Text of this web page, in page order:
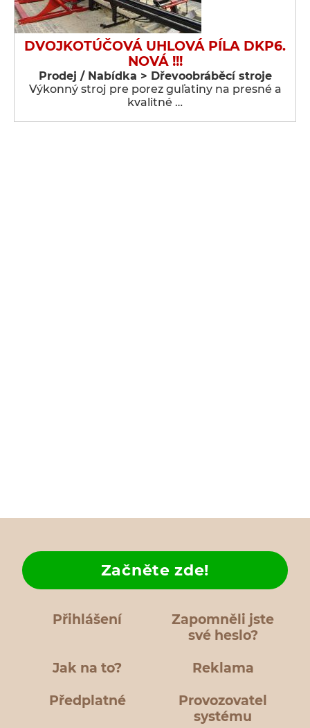
DVOJKOTÚČOVÁ UHLOVÁ PÍLA DKP6.
NOVÁ !!!
Prodej / Nabídka > Dřevoobráběcí stroje
Výkonný stroj pre porez guľatiny na presné a
kvalitné …
Přihlášení
Zapomněli jste
své heslo?
Jak na to?
Začněte zde!
Reklama
Předplatné
Provozovatel
systému